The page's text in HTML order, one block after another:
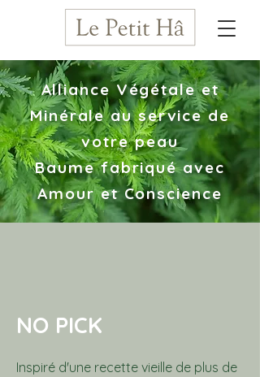
Alliance Végétale et
Minérale au service de
votre peau
Baume fabriqué avec
Amour et Conscience
NO PICK
Inspiré d'une recette vieille de plus de